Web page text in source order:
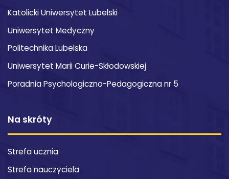
Katolicki Uniwersytet Lubelski
Uniwersytet Medyczny
Politechnika Lubelska
Uniwersytet Marii Curie-Skłodowskiej
Poradnia Psychologiczno-Pedagogiczna nr 5
Na skróty
Strefa ucznia
Strefa nauczyciela